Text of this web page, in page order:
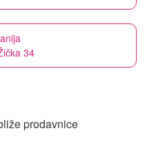
34
prodavnice